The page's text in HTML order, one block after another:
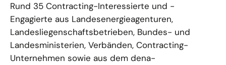
Rund 35 Contracting-Interessierte und -
Engagierte aus Landesenergieagenturen,
Landesliegenschaftsbetrieben, Bundes- und
Landesministerien, Verbänden, Contracting-
Unternehmen sowie aus dem dena-